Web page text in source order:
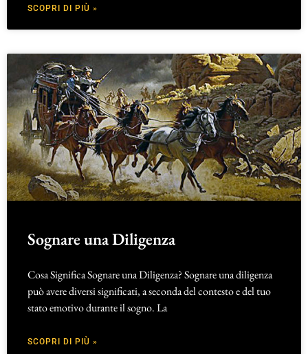
SCOPRI DI PIÙ »
Sognare una Diligenza
Cosa Significa Sognare una Diligenza? Sognare una diligenza
può avere diversi significati, a seconda del contesto e del tuo
stato emotivo durante il sogno. La
SCOPRI DI PIÙ »